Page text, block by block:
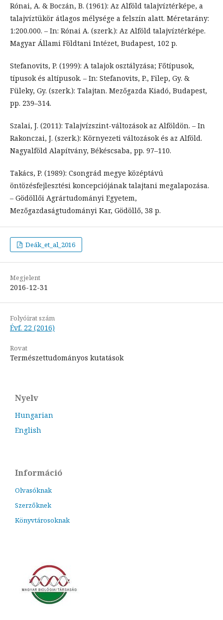
Rónai, A. & Boczán, B. (1961): Az Alföld talajvíztérképe, a
talajvíztükör átlagos mélysége a felszín alatt. Méretarány:
1:200.000. – In: Rónai A. (szerk.): Az Alföld talajvíztérképe.
Magyar Állami Földtani Intézet, Budapest, 102 p.
Stefanovits, P. (1999): A talajok osztályzása; Főtípusok,
típusok és altípusok. – In: Stefanovits, P., Filep, Gy. &
Füleky, Gy. (szerk.): Talajtan. Mezőgazda Kiadó, Budapest,
pp. 239–314.
Szalai, J. (2011): Talajvízszint-változások az Alföldön. – In
Rakonczai, J. (szerk.): Környezeti változások és az Alföld.
Nagyalföld Alapítvány, Békéscsaba, pp. 97–110.
Takács, P. (1989): Csongrád megye középtávú
öntözésfejlesztési koncepciójának talajtani megalapozása.
– Gödöllői Agrártudományi Egyetem,
Mezőgazdaságtudományi Kar, Gödöllő, 38 p.
Deák_et_al_2016
Megjelent
2016-12-31
Folyóirat szám
Évf. 22 (2016)
Rovat
Természettudományos kutatások
Nyelv
Hungarian
English
Információ
Olvasóknak
Szerzőknek
Könyvtárosoknak